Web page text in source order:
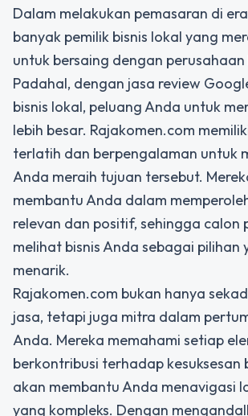
Dalam melakukan pemasaran di
banyak pemilik bisnis lokal yang
untuk bersaing dengan perusahaan
Padahal, dengan jasa review
bisnis lokal, peluang Anda untuk
lebih besar. Rajakomen.com
terlatih dan berpengalaman untuk
Anda meraih tujuan tersebut.
membantu Anda dalam
relevan dan positif, sehingga calon
melihat bisnis Anda sebagai pilihan
menarik.
Rajakomen.com bukan hanya
jasa, tetapi juga mitra dalam
Anda. Mereka memahami setiap
berkontribusi terhadap kesuksesan
akan membantu Anda menavigasi
yang kompleks. Dengan